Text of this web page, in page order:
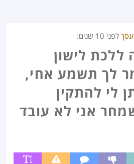
לפני 10 שנים :
לישון
לך תשמע אחי,
לי להתקין
אני לא עובד